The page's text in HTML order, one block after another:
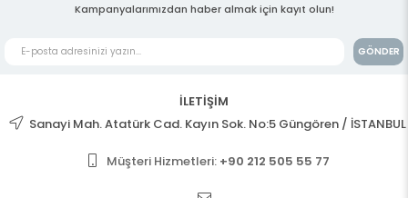
Kampanyalarımızdan haber almak için kayıt olun!
GÖNDER
İLETİŞİM
Sanayi Mah. Atatürk Cad. Kayın Sok. No:5 Güngören / İSTANBUL
Müşteri Hizmetleri: +90 212 505 55 77